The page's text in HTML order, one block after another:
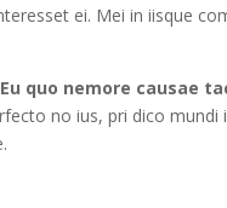
ei. Mei in iisque
Eu quo nemore causae
no ius, pri dico mundi